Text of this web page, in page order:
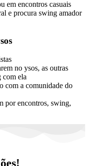
em encontros casuais
e procura swing amador
no ysos, as outras
com ela
com a comunidade do
por encontros, swing,